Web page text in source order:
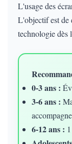
L'usage des
L'objectif est de
technologie dès
0-3 ans :
3-6 ans :
6-12 ans :